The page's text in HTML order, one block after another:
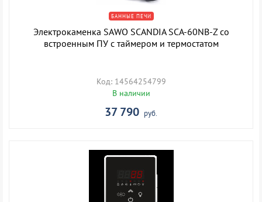
БАННЫЕ ПЕЧИ
Электрокаменка SAWO SCANDIA SCA-60NB-Z со
встроенным ПУ с таймером и термостатом
Код: 14564254799
В наличии
37 790 руб.